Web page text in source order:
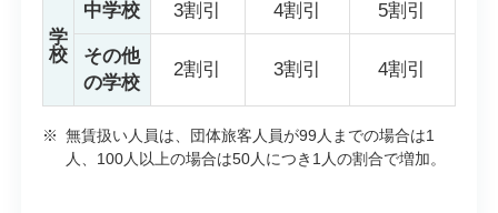
学
校
中学校 3割引 4割引 5割引
その他
の学校
2割引 3割引 4割引
※ 無賃扱い人員は、団体旅客人員が99人までの場合は1
人、100人以上の場合は50人につき1人の割合で増加。